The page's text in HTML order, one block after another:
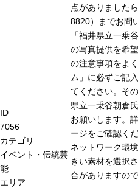
ID
7056
カテゴリ
イベント・伝統芸
能
エリア
点がありました
8820）までお問
「福井県立一乗
の写真提供を希
の注意事項をよ
ム」に必ずご記
てください。そ
県立一乗谷朝倉
お願いします。
ージをご確認くだ
ネットワーク環
きい素材を選択
合がありますの